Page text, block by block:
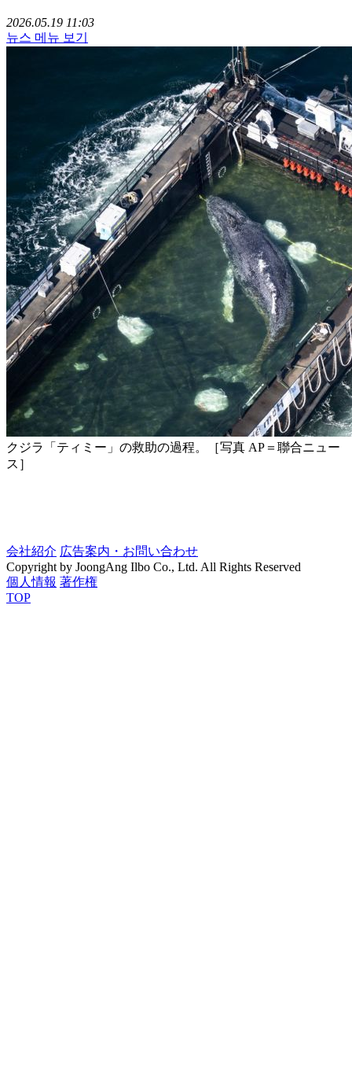
2026.05.19 11:03
뉴스 메뉴 보기
クジラ「ティミー」の救助の過程。［写真 AP＝聯合ニュー
ス］
会社紹介 広告案内・お問い合わせ
Copyright by JoongAng Ilbo Co., Ltd. All Rights Reserved
個人情報 著作権
TOP